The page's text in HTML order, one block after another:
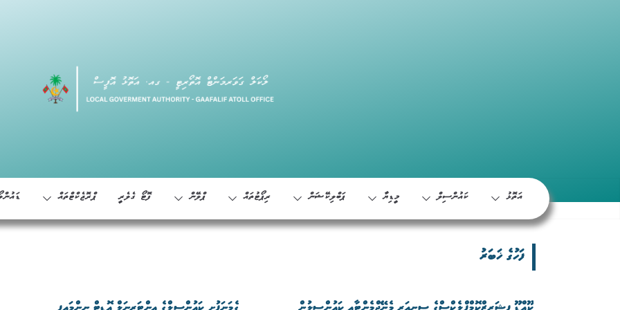
އަތޮޅު ކައުންސިލް މީޑިޔާ ޕަބްލިކޭޝަން ރިޕޯޓުތައް ޕްލޭން ފޮޓޯ ގެލެރީ ޕްރޮޖެކްޓްތައް
ފަހުގެ ޚަބަރު